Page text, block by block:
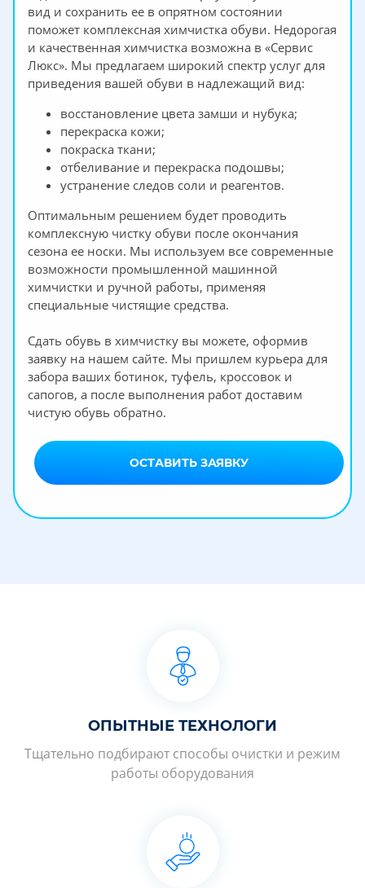
вид и сохранить ее в опрятном состоянии
поможет комплексная химчистка обуви. Недорогая
и качественная химчистка возможна в «Сервис
Люкс». Мы предлагаем широкий спектр услуг для
приведения вашей обуви в надлежащий вид:
восстановление цвета замши и нубука;
перекраска кожи;
покраска ткани;
отбеливание и перекраска подошвы;
устранение следов соли и реагентов.
Оптимальным решением будет проводить
комплексную чистку обуви после окончания
сезона ее носки. Мы используем все современные
возможности промышленной машинной
химчистки и ручной работы, применяя
специальные чистящие средства.
Сдать обувь в химчистку вы можете, оформив
заявку на нашем сайте. Мы пришлем курьера для
забора ваших ботинок, туфель, кроссовок и
сапогов, а после выполнения работ доставим
чистую обувь обратно.
ОСТАВИТЬ ЗАЯВКУ
ОПЫТНЫЕ ТЕХНОЛОГИ
Тщательно подбирают способы очистки и режим
работы оборудования